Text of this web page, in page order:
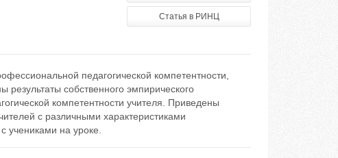
Статья в РИНЦ
педагогической компетентности,
собственного эмпирического
компетентности учителя. Приведены
с различными характеристиками
учениками на уроке.